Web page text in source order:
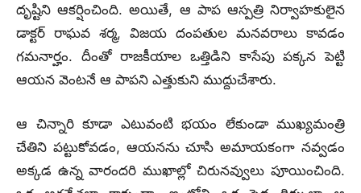
దృష్టిని ఆకర్షించింది. అయితే, ఆ పాప ఆస్పత్రి నిర్వాహకులైన
డాక్టర్ రాఘవ శర్మ, విజయ దంపతుల మనవరాలు కావడం
గమనార్హం. దీంతో రాజకీయాల ఒత్తిడిని కాసేపు పక్కన పెట్టి
ఆయన వెంటనే ఆ పాపని ఎత్తుకుని ముద్దుచేశారు.
ఆ చిన్నారి కూడా ఎటువంటి భయం లేకుండా ముఖ్యమంత్రి
చేతిని పట్టుకోవడం, ఆయనను చూసి అమాయకంగా నవ్వడం
అక్కడ ఉన్న వారందరి ముఖాల్లో చిరునవ్వులు పూయించింది.